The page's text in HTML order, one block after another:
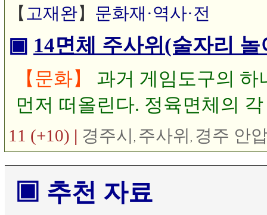
서 발견된 로만 글라스
병 1점과 유리잔 3점 등이 있
유리그릇에 대해 알아봅니다.
【 고재완】 문화재·역사·전
▣ 14면체 주사위(술자리
【문화】
과거 게임도구의 하
먼저 떠올린다. 정육면체의
여 승패를 가를 때 사용한다.
11 (+10) | 경주시 , 주사위 , 경주 안
▣ 추천 자료